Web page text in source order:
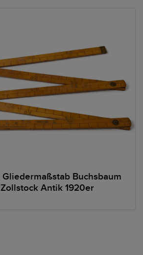
Buchsbaum
Antik 1920er